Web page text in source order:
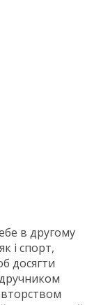
в другому
і спорт,
досягти